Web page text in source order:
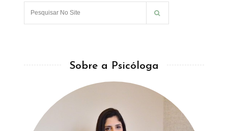
Sobre a Psicóloga